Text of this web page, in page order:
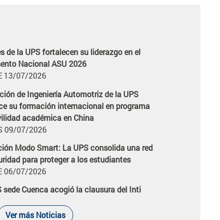
de Ingeniería Automotriz de la UPS
su formación internacional en programa
académica en China
Modo Smart: La UPS consolida una red
para proteger a los estudiantes
06/07/2026
sede Cuenca acogió la clausura del Inti
las Universidades y Diversidades 2026
22/06/2026
proyecta su liderazgo académico
Ver más Noticias